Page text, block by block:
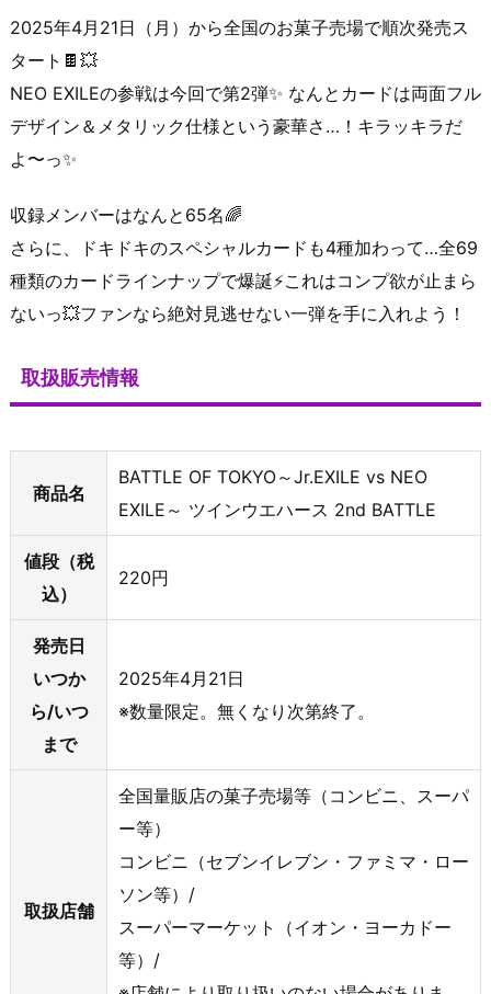
2025年4月21日（月）から全国のお菓子売場で順次発売ス
タート🍫💥
NEO EXILEの参戦は今回で第2弾✨ なんとカードは両面フル
デザイン＆メタリック仕様という豪華さ…！キラッキラだ
よ〜っ✨
収録メンバーはなんと65名🌈
さらに、ドキドキのスペシャルカードも4種加わって…全69
種類のカードラインナップで爆誕⚡これはコンプ欲が止まら
ないっ💥ファンなら絶対見逃せない一弾を手に入れよう！
取扱販売情報
商品名
BATTLE OF TOKYO～Jr.EXILE vs NEO
EXILE～ ツインウエハース 2nd BATTLE
値段（税
込）
220円
発売日
いつか
ら/いつ
まで
2025年4月21日
※数量限定。無くなり次第終了。
取扱店舗
全国量販店の菓子売場等（コンビニ、スーパ
ー等）
コンビニ（セブンイレブン・ファミマ・ロー
ソン等）/
スーパーマーケット（イオン・ヨーカドー
等）/